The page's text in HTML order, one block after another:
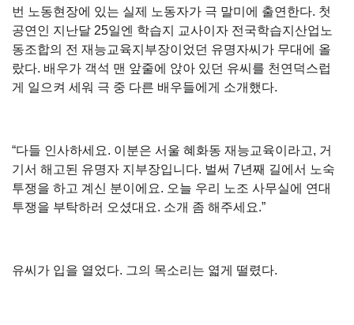
번 노동현장에 있는 실제 노동자가 극 말미에 출연한다. 첫
공연인 지난달 25일엔 학습지 교사이자 전국학습지산업노
동조합의 전 재능교육지부장이었던 유명자씨가 무대에 올
랐다. 배우가 객석 맨 앞줄에 앉아 있던 유씨를 천연덕스럽
게 일으켜 세워 극 중 다른 배우들에게 소개했다.
“다들 인사하세요. 이분은 서울 혜화동 재능교육이라고, 거
기서 해고된 유명자 지부장입니다. 벌써 7년째 길에서 노숙
투쟁을 하고 계신 분이에요. 오늘 우리 노조 사무실에 연대
투쟁을 부탁하러 오셨대요. 소개 좀 해주세요.”
유씨가 입을 열었다. 그의 목소리는 엷게 떨렸다.